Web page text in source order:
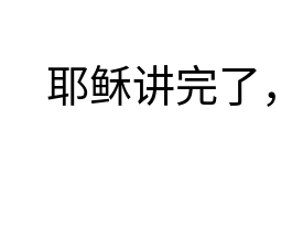
耶稣讲完了